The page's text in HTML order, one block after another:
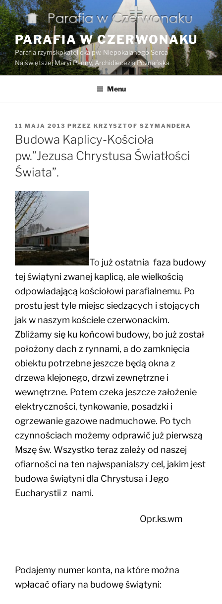
Przejdź
do
treści
PARAFIA W CZERWONAKU
Parafia rzymskokatolicka pw. Niepokalanego Serca
Najświętszej Maryi Panny, Archidiecezja Poznańska
Menu
OPUBLIKOWANE
W
11 MAJA 2013 PRZEZ KRZYSZTOF SZYMANDERA
Budowa Kaplicy-Kościoła
pw.”Jezusa Chrystusa Światłości
Świata”.
To już ostatnia faza budowy
tej świątyni zwanej kaplicą, ale wielkością
odpowiadającą kościołowi parafialnemu. Po
prostu jest tyle miejsc siedzących i stojących
jak w naszym kościele czerwonackim.
Zbliżamy się ku końcowi budowy, bo już został
położony dach z rynnami, a do zamknięcia
obiektu potrzebne jeszcze będą okna z
drzewa klejonego, drzwi zewnętrzne i
wewnętrzne. Potem czeka jeszcze założenie
elektryczności, tynkowanie, posadzki i
ogrzewanie gazowe nadmuchowe. Po tych
czynnościach możemy odprawić już pierwszą
Mszę św. Wszystko teraz zależy od naszej
ofiarności na ten najwspanialszy cel, jakim jest
budowa świątyni dla Chrystusa i Jego
Eucharystii z nami.
Opr.ks.wm
Podajemy numer konta, na które można
wpłacać ofiary na budowę świątyni: